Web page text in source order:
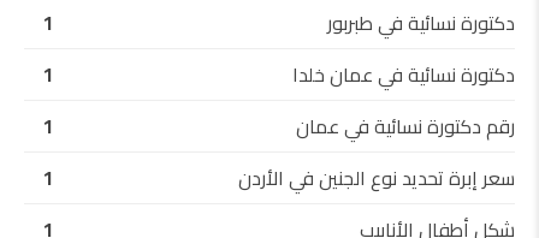
دكتورة نسائية في طبربور
1
دكتورة نسائية في عمان خلدا
1
رقم دكتورة نسائية في عمان
1
سعر إبرة تحديد نوع الجنين في الأردن
1
شكل أطفال الأنابيب
1